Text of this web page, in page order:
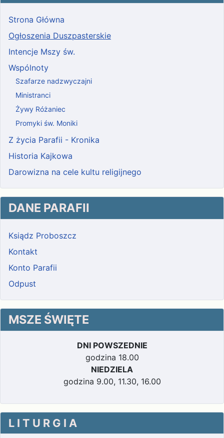
Strona Główna
Ogłoszenia Duszpasterskie
Intencje Mszy św.
Wspólnoty
Szafarze nadzwyczajni
Ministranci
Żywy Różaniec
Promyki św. Moniki
Z życia Parafii - Kronika
Historia Kajkowa
Darowizna na cele kultu religijnego
DANE PARAFII
Ksiądz Proboszcz
Kontakt
Konto Parafii
Odpust
MSZE ŚWIĘTE
DNI POWSZEDNIE
godzina 18.00
NIEDZIELA
godzina 9.00, 11.30, 16.00
L I T U R G I A